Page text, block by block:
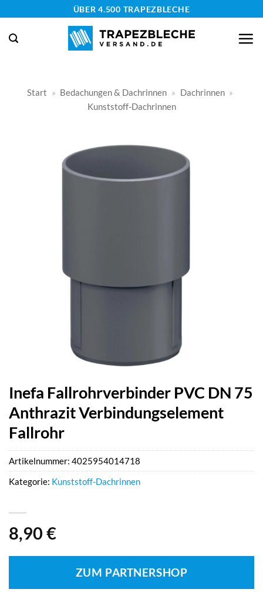
springen
ÜBER 4.500 TRAPEZBLECHE
Start » Bedachungen & Dachrinnen » Dachrinnen »
Kunststoff-Dachrinnen
Inefa Fallrohrverbinder PVC DN 75
Anthrazit Verbindungselement
Fallrohr
8,90 €
ZUM PARTNERSHOP
Artikelnummer: 4025954014718
Kategorie: Kunststoff-Dachrinnen